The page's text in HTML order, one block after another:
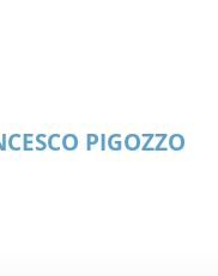
PIGOZZO